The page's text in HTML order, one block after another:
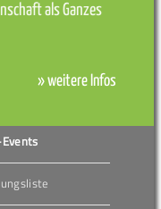
als Ganzes
» weitere Infos